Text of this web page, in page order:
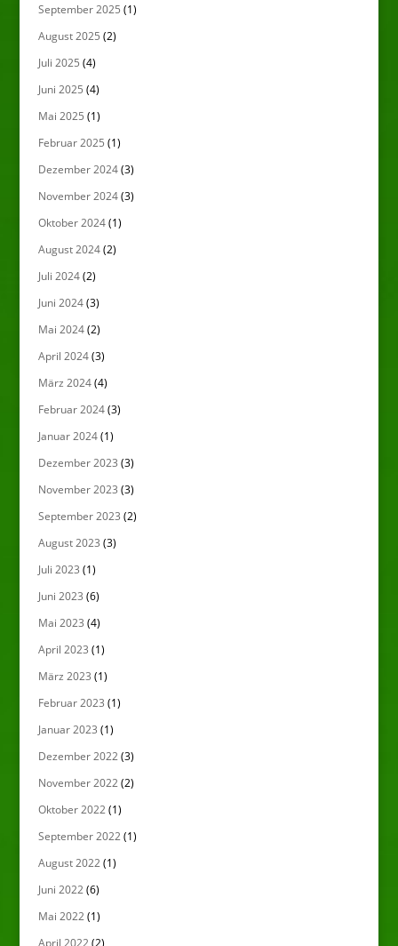
September 2025 (1)
August 2025 (2)
Juli 2025 (4)
Juni 2025 (4)
Mai 2025 (1)
Februar 2025 (1)
Dezember 2024(3)
November 2024(3)
Oktober 2024(1)
August 2024(2)
Juli 2024(2)
Juni 2024(3)
Mai 2024(2)
April 2024(3)
März 2024(4)
Februar 2024(3)
Januar 2024(1)
Dezember 2023 (3)
November 2023 (3)
September 2023 (2)
August 2023 (3)
Juli 2023 (1)
Juni 2023 (6)
Mai 2023 (4)
April 2023 (1)
März 2023 (1)
Februar 2023 (1)
Januar 2023 (1)
Dezember 2022(3)
November 2022(2)
Oktober 2022(1)
September 2022(1)
August 2022(1)
Juni 2022(6)
Mai 2022(1)
April 2022(2)